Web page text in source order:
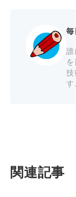
誰
技
す
関連記事